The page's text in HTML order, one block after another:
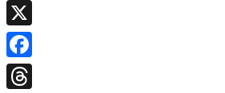
X
Facebook